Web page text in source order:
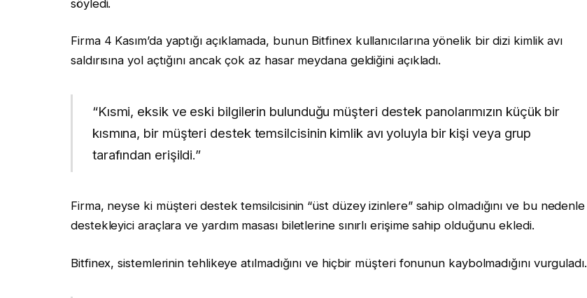
söyledi.
Firma 4 Kasım’da yaptığı açıklamada, bunun Bitfinex kullanıcılarına yönelik bir dizi kimlik avı
saldırısına yol açtığını ancak çok az hasar meydana geldiğini açıkladı.
“Kısmi, eksik ve eski bilgilerin bulunduğu müşteri destek panolarımızın küçük bir
kısmına, bir müşteri destek temsilcisinin kimlik avı yoluyla bir kişi veya grup
tarafından erişildi.”
Firma, neyse ki müşteri destek temsilcisinin “üst düzey izinlere” sahip olmadığını ve bu nedenle
destekleyici araçlara ve yardım masası biletlerine sınırlı erişime sahip olduğunu ekledi.
Bitfinex, sistemlerinin tehlikeye atılmadığını ve hiçbir müşteri fonunun kaybolmadığını vurguladı.